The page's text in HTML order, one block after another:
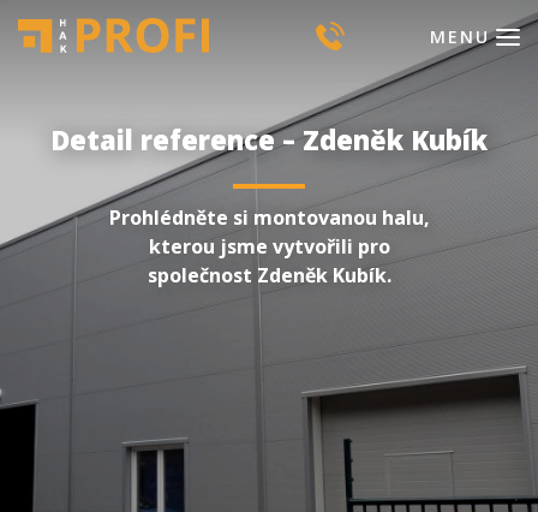
MENU
Detail reference – Zdeněk Kubík
Prohlédněte si montovanou halu,
kterou jsme vytvořili pro
společnost Zdeněk Kubík.